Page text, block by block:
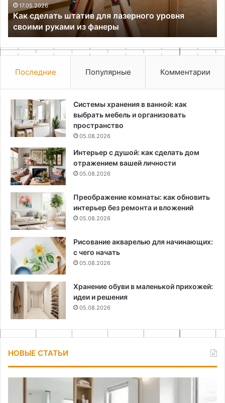
руками
из
фанеры
17.05.2026
Как сделать штатив для лазерного уровня
своими руками из фанеры
Последние Популярные Комментарии
Системы хранения в ванной: как
выбрать мебель и организовать
пространство
05.08.2026
Интерьер с душой: как сделать дом
отражением вашей личности
05.08.2026
Преображение комнаты: как обновить
интерьер без ремонта и вложений
05.08.2026
Рисование акварелью для начинающих:
с чего начать
05.08.2026
Хранение обуви в маленькой прихожей:
идеи и решения
05.08.2026
НОВЫЕ СТАТЬИ